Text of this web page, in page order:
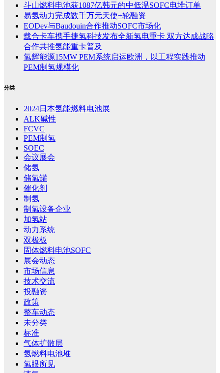
斗山燃料电池获1087亿韩元的中低温SOFC电堆订单
易氢动力完成数千万元天使+轮融资
EODev与Baudouin合作推动SOFC市场化
载合卡车携手捷氢科技发布全新氢电重卡 双方达成战略
合作共推氢能重卡普及
氢辉能源15MW PEM系统启运欧洲，以工程实践推动
PEM制氢规模化
分类
2024日本氢能燃料电池展
ALK碱性
FCVC
PEM制氢
SOEC
会议展会
储氢
储氢罐
催化剂
制氢
制氢设备企业
加氢站
动力系统
双极板
固体燃料电池SOFC
展会动态
市场信息
技术交流
投融资
政策
整车动态
未分类
标准
气体扩散层
氢燃料电池堆
氢眼所见